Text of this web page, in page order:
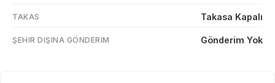
TAKAS Takasa Kapalı
ŞEHIR DIŞINA GÖNDERIM Gönderim Yok